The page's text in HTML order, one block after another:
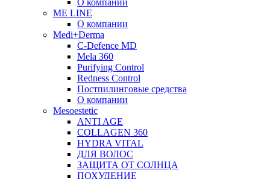
ME LINE
О компании
Medi+Derma
C-Defence MD
Mela 360
Purifying Control
Redness Control
Постпилинговые средства
О компании
Mesoestetic
ANTI AGE
COLLAGEN 360
HYDRA VITAL
ДЛЯ ВОЛОС
ЗАЩИТА ОТ СОЛНЦА
ПОХУДЕНИЕ